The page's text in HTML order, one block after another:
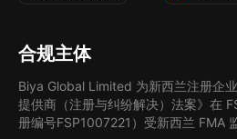
合规主体
Biya Global Limited 为新西兰注册企
提供商（注册与纠纷解决）法案》在
册编号FSP1007221）受新西兰 FMA